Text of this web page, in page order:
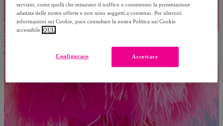
servizio, come quelli che misurano il traffico o consentono la presentazione
adattata delle nostre offerte e non sono soggetti a consenso. Per ulteriori
informazioni sui Cookie, puoi consultare la nostra Politica sui Cookie
accessibile QUI.
Accettare
Configurare